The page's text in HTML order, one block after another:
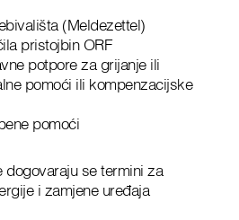
(Meldezettel)
pristojbin ORF
potpore za grijanje ili
pomoći ili kompenzacijske
pomoći
se termini za
i zamjene uređaja